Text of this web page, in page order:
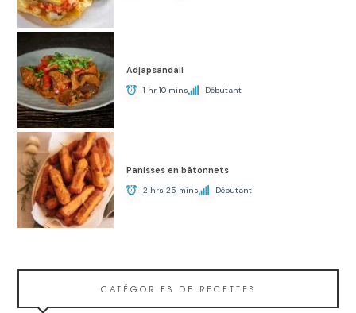
Adjapsandali
1 hr 10 mins Débutant
Panisses en bâtonnets
2 hrs 25 mins Débutant
CATÉGORIES DE RECETTES